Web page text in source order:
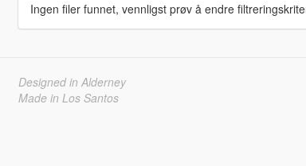
Ingen filer funnet, vennligst prøv å endre
Designed in Alderney
Made in Los Santos